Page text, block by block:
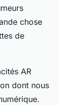
chose
de
AR
dont nous